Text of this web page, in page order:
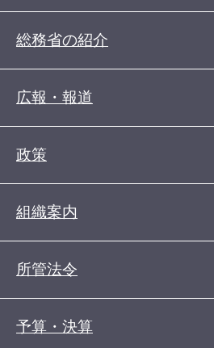
総務省の紹介
広報・報道
政策
組織案内
所管法令
予算・決算